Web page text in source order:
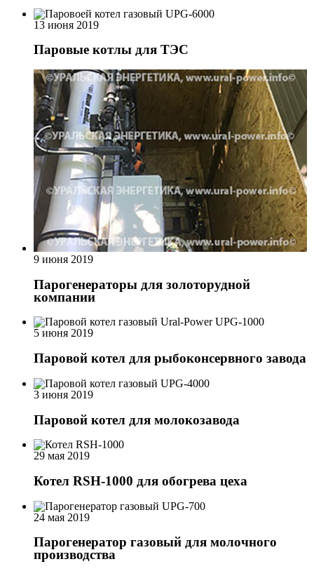
13 июня 2019
Паровые котлы для ТЭС
9 июня 2019
Парогенераторы для золоторудной
компании
5 июня 2019
Паровой котел для рыбоконсервного завода
3 июня 2019
Паровой котел для молокозавода
29 мая 2019
Котел RSH-1000 для обогрева цеха
24 мая 2019
Парогенератор газовый для молочного
производства